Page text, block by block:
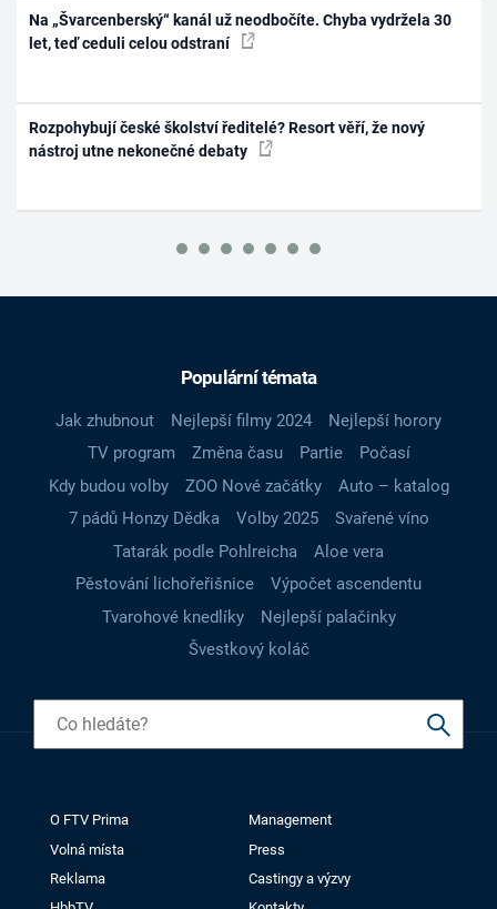
Na „Švarcenberský“ kanál už neodbočíte. Chyba vydržela 30
let, teď ceduli celou odstraní
Rozpohybují české školství ředitelé? Resort věří, že nový
nástroj utne nekonečné debaty
Populární témata
Jak zhubnout Nejlepší filmy 2024
Nejlepší horory
TV program
Změna času Partie
Počasí
Kdy budou volby
ZOO Nové začátky
Auto – katalog
7 pádů Honzy Dědka
Volby 2025
Svařené víno
Tatarák podle Pohlreicha
Aloe vera
Pěstování lichořeřišnice
Výpočet ascendentu
Tvarohové knedlíky
Nejlepší palačinky
Švestkový koláč
O FTV Prima
Management
Volná místa
Press
Reklama
Castingy a výzvy